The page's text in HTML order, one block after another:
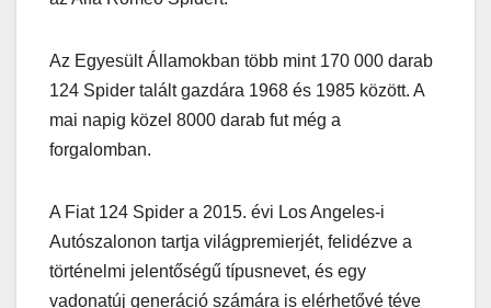
Az Egyesült Államokban több mint 170 000 darab
124 Spider talált gazdára 1968 és 1985 között. A
mai napig közel 8000 darab fut még a
forgalomban.
A Fiat 124 Spider a 2015. évi Los Angeles-i
Autószalonon tartja világpremierjét, felidézve a
történelmi jelentőségű típusnevet, és egy
vadonatúj generáció számára is elérhetővé téve